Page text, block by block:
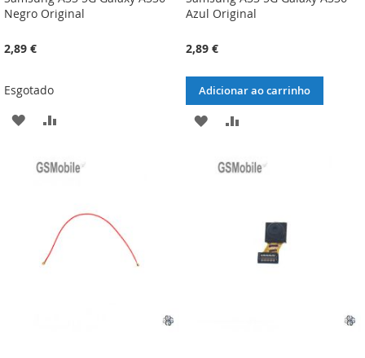
Negro Original
2,89 €
Esgotado
ADICIONAR
LISTA
DESEJOS
COMPARAÇÃO
Azul Original
2,89 €
Adicionar ao carrinho
ADICIONAR
LISTA
ADICIONAR
COMPARAÇÃO